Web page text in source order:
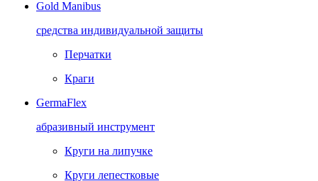
Gold Manibus
средства индивидуальной защиты
Перчатки
Краги
GermaFlex
абразивный инструмент
Круги на липучке
Круги лепестковые